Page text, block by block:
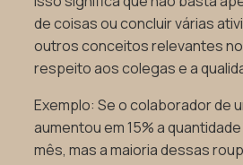
de coisas ou concluir várias
outros conceitos relevantes
respeito aos colegas e a
Exemplo: Se o colaborador de
aumentou em 15% a
mês, mas a maioria dessas